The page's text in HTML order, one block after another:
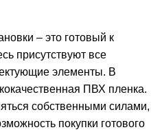
– это готовый к
присутствуют все
элементы. В
ПВХ пленка.
собственными силами,
покупки готового